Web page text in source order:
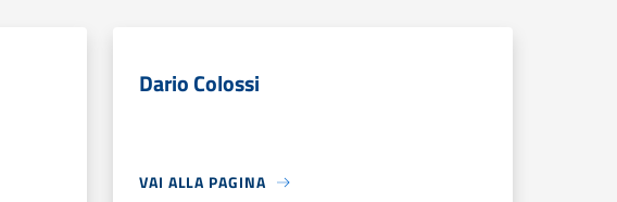
Dario Colossi
VAI ALLA PAGINA